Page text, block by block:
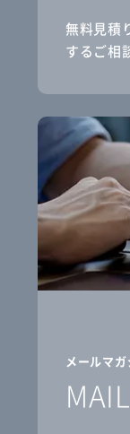
無料見積
するご相
メールマ